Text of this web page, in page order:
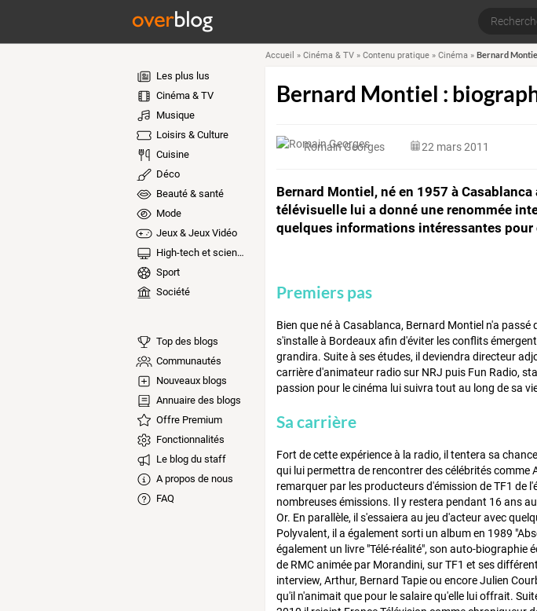
Les plus lus
Cinéma & TV
Musique
Loisirs & Culture
Cuisine
Déco
Beauté & santé
Mode
Jeux & Jeux Vidéo
High-tech et sciences
Sport
Société
Top des blogs
Communautés
Nouveaux blogs
Annuaire des blogs
Offre Premium
Fonctionnalités
Le blog du staff
A propos de nous
FAQ
Accueil » Cinéma & TV» Contenu pratique» Cinéma» Bernard
Bernard Montiel :
Romain Georges 22 mars 2011
Bernard Montiel, né en 1957 à
télévisuelle lui a donné une renommée
quelques informations intéressantes
Premiers pas
Bien que né à Casablanca, Bernard Montiel n'a
s'installe à Bordeaux afin d'éviter les conflits
grandira. Suite à ses études, il deviendra directeur
carrière d'animateur radio sur NRJ puis Fun Radio,
passion pour le cinéma lui suivra tout au long de sa
Sa carrière
Fort de cette expérience à la radio, il tentera sa
qui lui permettra de rencontrer des célébrités comme
remarquer par les producteurs d'émission de TF1 de
nombreuses émissions. Il y restera pendant 16 ans
Or. En parallèle, il s'essaiera au jeu d'acteur avec
Polyvalent, il a également sorti un album en 1989
également un livre "Télé-réalité", son auto-
de RMC animée par Morandini, sur TF1 et ses
interview, Arthur, Bernard Tapie ou encore Julien
qu'il n'animait que pour le salaire qu'elle lui offrait.